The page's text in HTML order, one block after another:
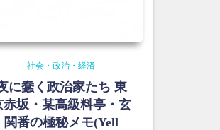
社会・政治・経済
に蠢く政治家たち 東
赤坂・某高級料亭・玄
関番の極秘メモ(Yell